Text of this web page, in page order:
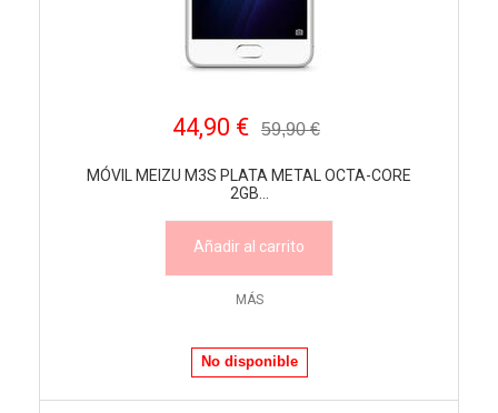
44,90 € 59,90 €
MÓVIL MEIZU M3S PLATA METAL OCTA-CORE
2GB...
Añadir al carrito
MÁS
No disponible